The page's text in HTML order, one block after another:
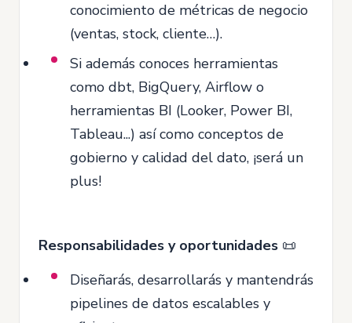
conocimiento de métricas de negocio
(ventas, stock, cliente…).
Si además conoces herramientas
como dbt, BigQuery, Airflow o
herramientas BI (Looker, Power BI,
Tableau...) así como conceptos de
gobierno y calidad del dato, ¡será un
plus!
Responsabilidades y oportunidades 📜
Diseñarás, desarrollarás y mantendrás
pipelines de datos escalables y